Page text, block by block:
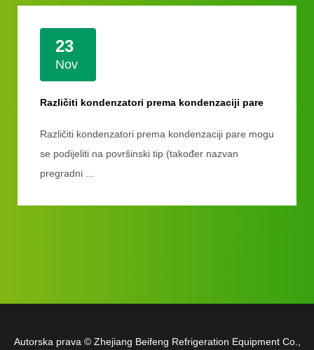
23
Nov
Različiti kondenzatori prema kondenzaciji pare
Različiti kondenzatori prema kondenzaciji pare mogu
se podijeliti na površinski tip (također nazvan
pregradni ...
Autorska prava © Zhejiang Beifeng Refrigeration Equipment Co.,